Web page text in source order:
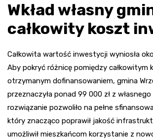
Wkład własny
całkowity koszt
Całkowita wartość inwestycji wyniosła
Aby pokryć różnicę pomiędzy całkowitym
otrzymanym dofinansowaniem, gmina
przeznaczyła ponad 99 000 zł z
rozwiązanie pozwoliło na pełne
który znacząco poprawił jakość
umożliwił mieszkańcom korzystanie z